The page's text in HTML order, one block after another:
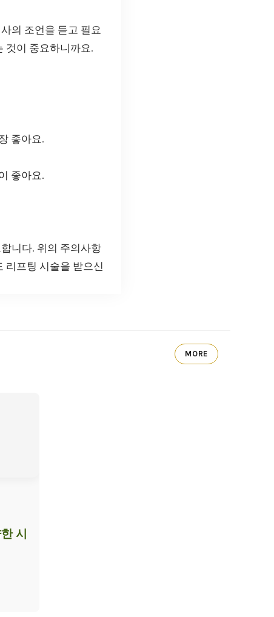
의 조언을 듣고 필요
것이 중요하니까요.
좋아요.
좋아요.
니다. 위의 주의사항
리프팅 시술을 받으신
MORE
시